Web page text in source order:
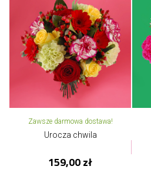
Zawsze darmowa dostawa!
Urocza chwila
159,00 zł